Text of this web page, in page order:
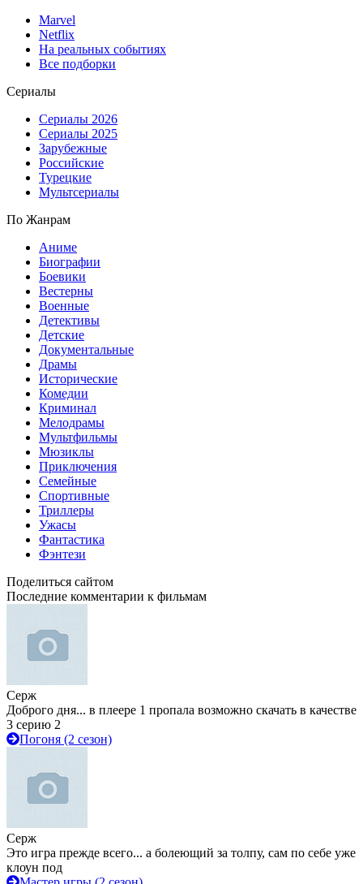
Marvel
Netflix
На реальных событиях
Все подборки
Сериалы
Сериалы 2026
Сериалы 2025
Зарубежные
Российские
Турецкие
Мультсериалы
По Жанрам
Аниме
Биографии
Боевики
Вестерны
Военные
Детективы
Детские
Документальные
Драмы
Исторические
Комедии
Криминал
Мелодрамы
Мультфильмы
Мюзиклы
Приключения
Семейные
Спортивные
Триллеры
Ужасы
Фантастика
Фэнтези
Поделиться сайтом
Последние комментарии к фильмам
Серж
Доброго дня... в плеере 1 пропала возможно скачать в качестве
3 серию 2
Погоня (2 сезон)
Серж
Это игра прежде всего... а болеющий за толпу, сам по себе уже
клоун под